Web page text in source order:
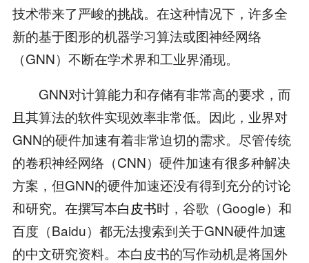
技术带来了严峻的挑战。在这种情况下，许多全
新的基于图形的机器学习算法或图神经网络
（GNN）不断在学术界和工业界涌现。
GNN对计算能力和存储有非常高的要求，而
且其算法的软件实现效率非常低。因此，业界对
GNN的硬件加速有着非常迫切的需求。尽管传统
的卷积神经网络（CNN）硬件加速有很多种解决
方案，但GNN的硬件加速还没有得到充分的讨论
和研究。在撰写本白皮书时，谷歌（Google）和
百度（Baidu）都无法搜索到关于GNN硬件加速
的中文研究资料。本白皮书的写作动机是将国外